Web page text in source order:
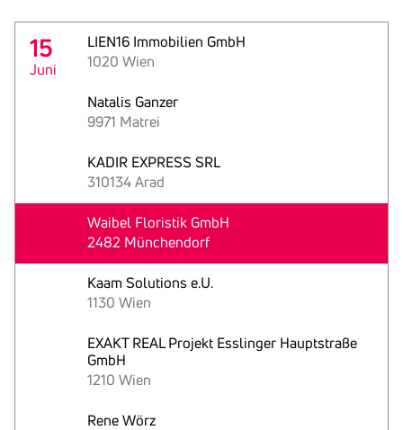
15
Juni
LIEN16 Immobilien GmbH
1020 Wien
Natalis Ganzer
9971 Matrei
KADIR EXPRESS SRL
310134 Arad
Waibel Floristik GmbH
2482 Münchendorf
Kaam Solutions e.U.
1130 Wien
EXAKT REAL Projekt Esslinger Hauptstraße
GmbH
1210 Wien
Rene Wörz